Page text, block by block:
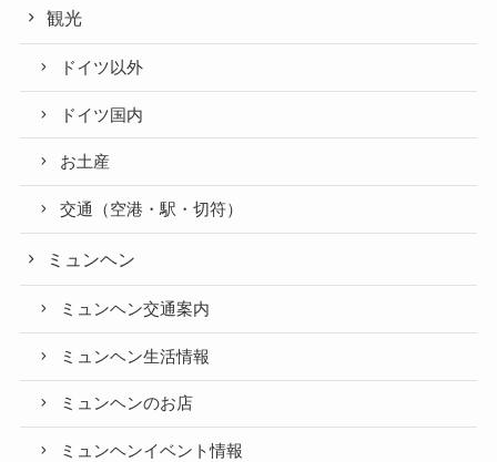
観光
ドイツ以外
ドイツ国内
お土産
交通（空港・駅・切符）
ミュンヘン
ミュンヘン交通案内
ミュンヘン生活情報
ミュンヘンのお店
ミュンヘンイベント情報